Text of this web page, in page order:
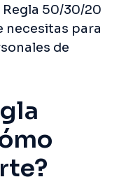
50/30/20
necesitas para
de